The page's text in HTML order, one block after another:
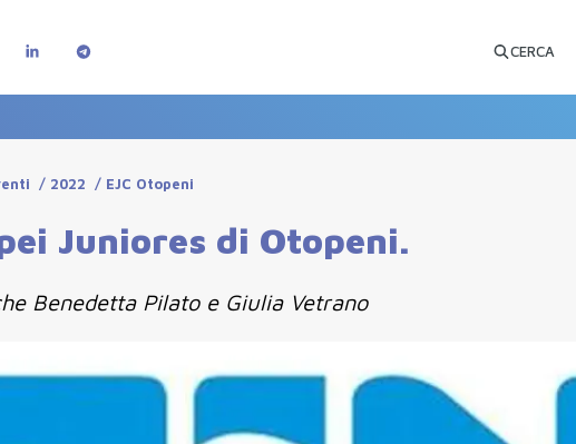
CERCA
/ 2022 / EJC Otopeni
Juniores di Otopeni.
Benedetta Pilato e Giulia Vetrano